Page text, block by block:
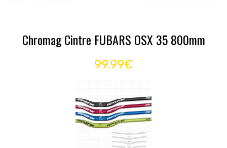
Chromag Cintre FUBARS OSX 35 800mm
99.99€